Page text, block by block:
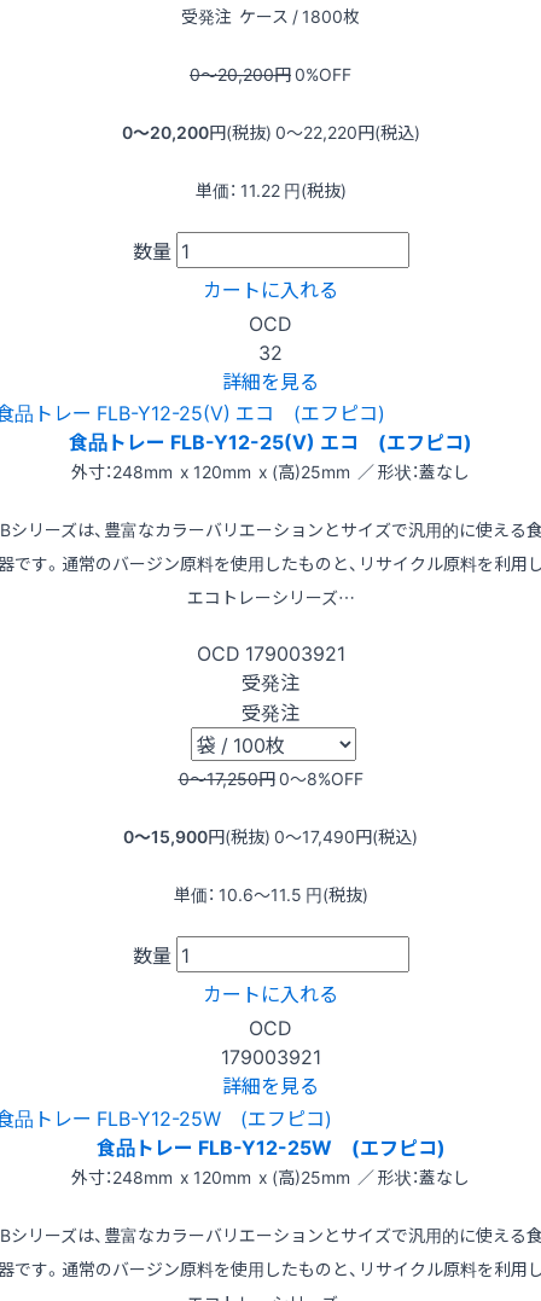
受発注 ケース / 1800枚
0〜20,200円0%OFF
0〜20,200円(税抜) 0〜22,220円(税込)
単価： 11.22 円(税抜)
数量
カートに入れる
OCD
32
詳細を見る
食品トレー FLB-Y12-25(V) エコ (エフピコ)
外寸：248mm x 120mm x (高)25mm ／ 形状：蓋なし
シリーズは、豊富なカラーバリエーションとサイズで汎用的に使える
です。通常のバージン原料を使用したものと、リサイクル原料を利用
エコトレーシリーズ…
OCD 179003921
受発注
受発注
0〜17,250円0〜8%OFF
0〜15,900円(税抜) 0〜17,490円(税込)
単価： 10.6〜11.5 円(税抜)
数量
カートに入れる
OCD
179003921
詳細を見る
食品トレー FLB-Y12-25W (エフピコ)
外寸：248mm x 120mm x (高)25mm ／ 形状：蓋なし
シリーズは、豊富なカラーバリエーションとサイズで汎用的に使える
です。通常のバージン原料を使用したものと、リサイクル原料を利用